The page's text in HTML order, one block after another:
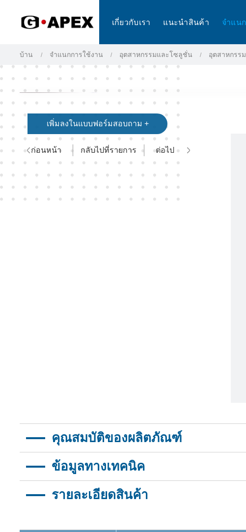
เกี่ยวกับเรา แนะนำสินค้า จำแน
บ้าน จำแนกการใช้งาน อุตสาหกรรมและโซลูชั่น อุตสาหกรร
เพิ่มลงในแบบฟอร์มสอบถาม +
ก่อนหน้า กลับไปที่รายการ ต่อไป
คุณสมบัติของผลิตภัณฑ์
คุณสมบัติทนไฟได้ดีเยี่ยม
ทนต่อสารเคมีได้ดีเยี่ยม
คุณสมบัติฉนวนที่ดีเยี่ยม
ข้อมูลทางเทคนิค
คุณสมบัติ
รายละเอียดสินค้า